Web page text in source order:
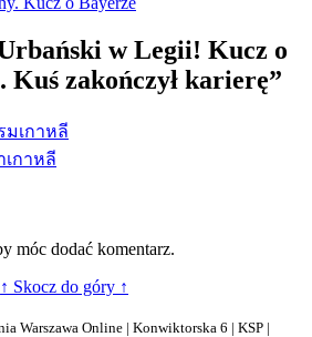
w Legii! Kucz o
Kuś zakończył karierę”
มเกาหลี
เกาหลี
móc dodać komentarz.
↑ Skocz do góry ↑
Warszawa Online | Konwiktorska 6 | KSP |